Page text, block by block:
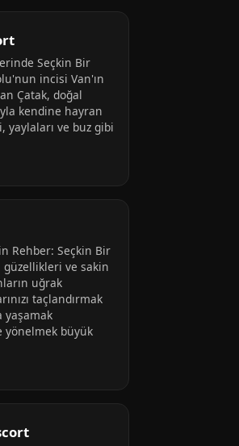
Seçkin Bir
incisi Van'ın
Çatak, doğal
kendine hayran
yaylaları ve buz gibi
Rehber: Seçkin Bir
güzellikleri ve sakin
uğrak
taçlandırmak
yaşamak
yönelmek büyük